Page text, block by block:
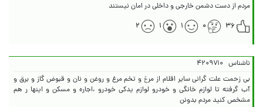
مردم از دست دشمن خارجی و داخلی در امان نیستند
۳۶
۰ ۱ ۱ ۲
ناشناس ۴۲۰۹۷۱۰
بی زحمت علت گرانی سایر اقلام از مرݝ و تخم مرغ و روغن و نان و قبوض گاز و برق و
آب گرفته تا لوازم خانگی و خودرو لوازم یدکی خودرو ،اجاره و مسکن و اینها ر هم
مشخص کنید مردم بدونن